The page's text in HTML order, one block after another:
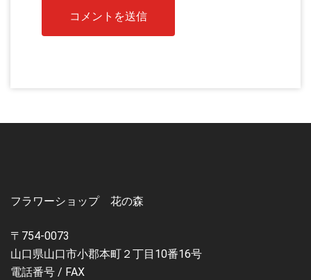
フラワーショップ 花の森
〒754-0073
山口県山口市小郡本町２丁目10番16号
電話番号 / FAX